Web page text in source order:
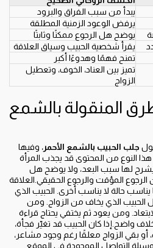
يبدأ من سبب الفراق والبرود
يرفض الوعود الزمنية المطلقة
يوضح هل الرجوع ممكنًا وثابتًا
يقرأ شخصية الحبيب وسياق العلاقة
تمنح فهمًا وهدوءًا أكبر
تميز بين العناد، الخوف، وتعطيل
الزواج
المنقولة بالشمع
جلب الحبيب بالشمع الأحمر، وفيها
النوع من المحتوى قد يجذب المرأة
يشرح لها سبب البعد، ولا يوضح هل
الرجوع المؤقت والرجوع الحقيقي.العلاقة
حالة لا يناسب أخرى. الحبيب الذي
الحبيب الذي يخاف من الزواج. ومن
ومن يعود ثم يختفي يحتاج قراءة
واضح.إذا كان الحبيب قد تغيّر فجأة،
أو بقي الزواج معلقًا رغم وجود مشاعر،
التواصل الموجودة في الموقع